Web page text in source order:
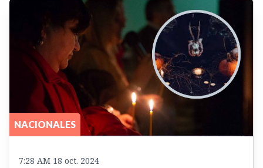
NACIONALES
7:28 AM 18 oct. 2024